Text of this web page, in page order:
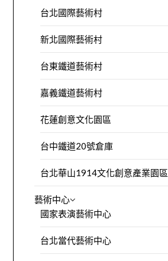
台北國際藝術村
新北國際藝術村
台東鐵道藝術村
嘉義鐵道藝術村
花蓮創意文化園區
台中鐵道20號倉庫
台北華山1914文化創意產業園區
藝術中心
國家表演藝術中心
台北當代藝術中心